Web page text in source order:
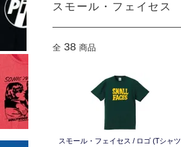
スモール・フェイセス
全 38 商品
スモール・フェイセス / ロゴ (Tシャツ